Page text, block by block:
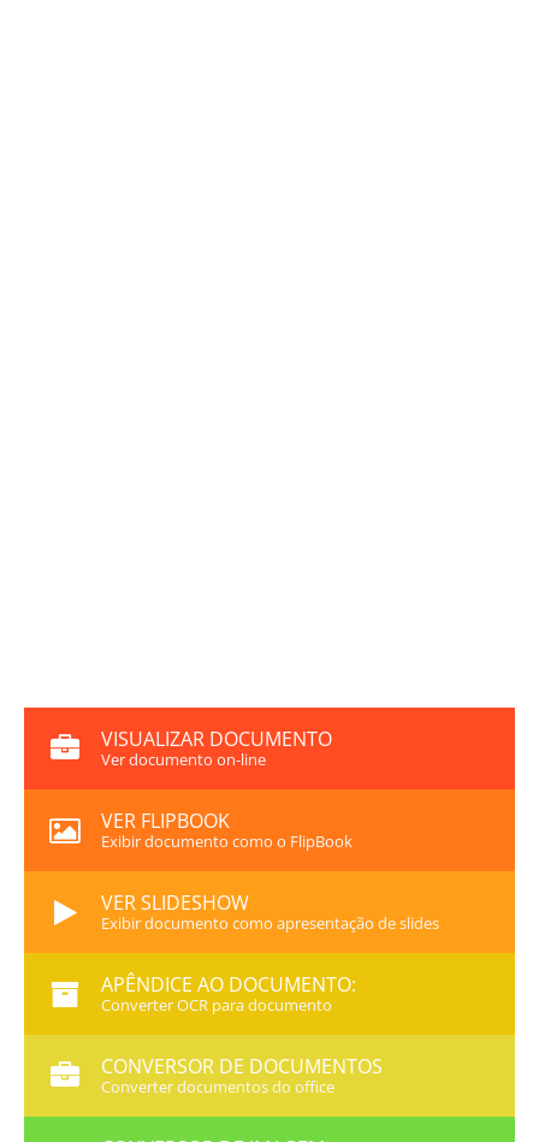
VISUALIZAR DOCUMENTO
Ver documento on-line
VER FLIPBOOK
Exibir documento como o FlipBook
VER SLIDESHOW
Exibir documento como apresentação de slides
APÊNDICE AO DOCUMENTO:
Converter OCR para documento
CONVERSOR DE DOCUMENTOS
Converter documentos do office